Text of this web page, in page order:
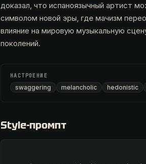
доказал, что испаноязычный артист
символом новой эры, где мачизм
влияние на мировую музыкальную
поколений.
НАСТРОЕНИЕ
swaggering melancholic hedonistic
Style-промпт